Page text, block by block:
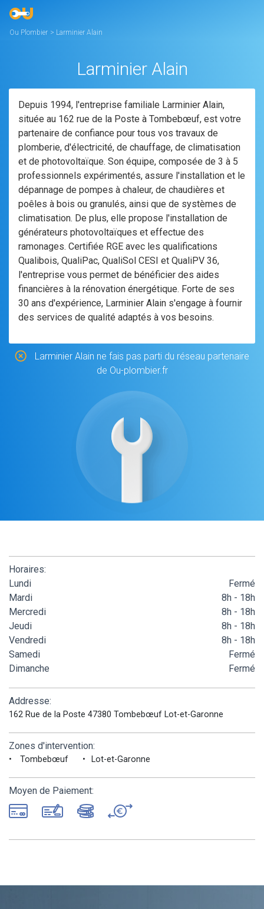
Ou Plombier > Larminier Alain
Larminier Alain
Depuis 1994, l'entreprise familiale Larminier Alain,
située au 162 rue de la Poste à Tombebœuf, est votre
partenaire de confiance pour tous vos travaux de
plomberie, d'électricité, de chauffage, de climatisation
et de photovoltaïque. Son équipe, composée de 3 à 5
professionnels expérimentés, assure l'installation et le
dépannage de pompes à chaleur, de chaudières et
poêles à bois ou granulés, ainsi que de systèmes de
climatisation. De plus, elle propose l'installation de
générateurs photovoltaïques et effectue des
ramonages. Certifiée RGE avec les qualifications
Qualibois, QualiPac, QualiSol CESI et QualiPV 36,
l'entreprise vous permet de bénéficier des aides
financières à la rénovation énergétique. Forte de ses
30 ans d'expérience, Larminier Alain s'engage à fournir
des services de qualité adaptés à vos besoins.
Larminier Alain ne fais pas parti du réseau partenaire
de Ou-plombier.fr
Horaires:
Lundi
Fermé
Mardi
8h - 18h
Mercredi
8h - 18h
Jeudi
8h - 18h
Vendredi
8h - 18h
Samedi
Fermé
Dimanche
Fermé
Addresse:
162 Rue de la Poste 47380 Tombebœuf Lot-et-Garonne
Zones d'intervention:
Tombebœuf Lot-et-Garonne
Moyen de Paiement: